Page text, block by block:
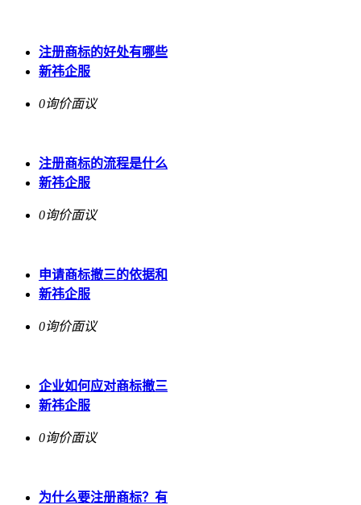
注册商标的好处有哪些
新祎企服
0询价面议
注册商标的流程是什么
新祎企服
0询价面议
申请商标撤三的依据和
新祎企服
0询价面议
企业如何应对商标撤三
新祎企服
0询价面议
为什么要注册商标？有